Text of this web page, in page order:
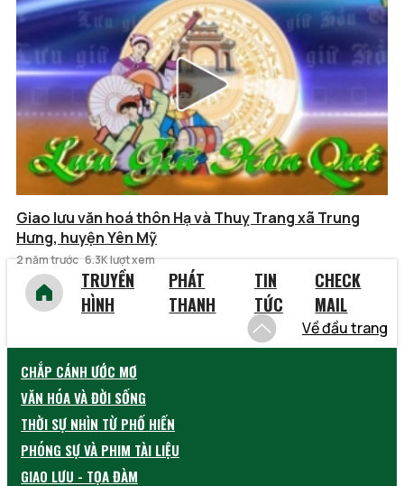
Giao lưu văn hoá thôn Hạ và Thuỵ Trang xã Trung
Hưng, huyện Yên Mỹ
2 năm trước 6.3K lượt xem
TRUYỀN
HÌNH
PHÁT
THANH
TIN
TỨC
CHECK
MAIL
Về đầu trang
CHẮP CÁNH ƯỚC MƠ
VĂN HÓA VÀ ĐỜI SỐNG
THỜI SỰ NHÌN TỪ PHỐ HIẾN
PHÓNG SỰ VÀ PHIM TÀI LIỆU
GIAO LƯU - TỌA ĐÀM